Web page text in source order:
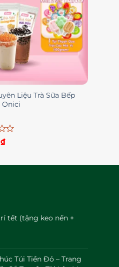
Liệu Trà Sữa Bếp
Onici
₫
tết (tặng keo nến +
Túi Tiền Đỏ – Trang